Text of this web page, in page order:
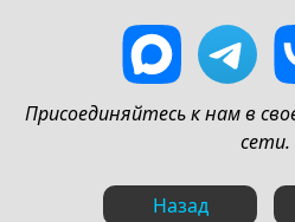
Присоединяйтесь к нам в
сети.
Назад